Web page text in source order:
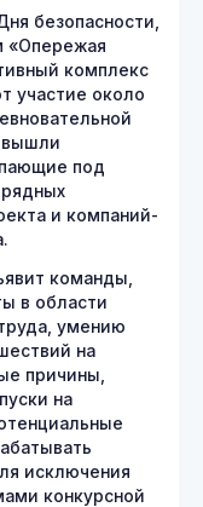
безопасности,
«Опережая
комплекс
участие около
вышли
под
и компаний-
команды,
в области
умению
на
причины,
на
исключения
конкурсной